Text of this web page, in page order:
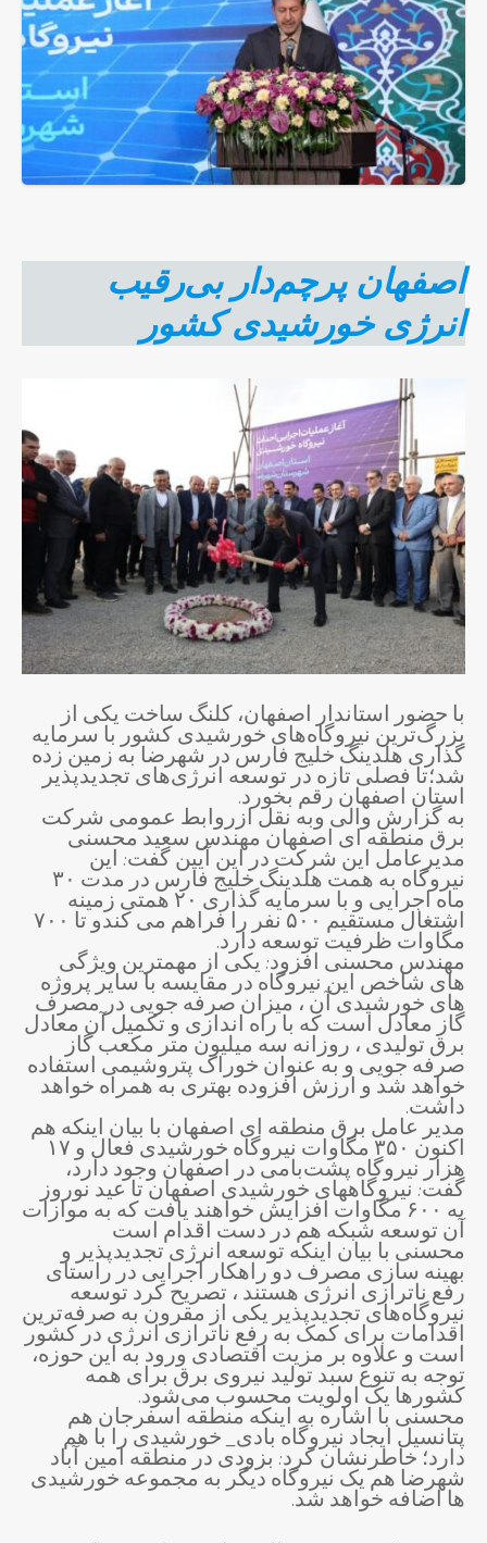
اصفهان پرچم‌دار بی‌رقیب
انرژی خورشیدی کشور
با حضور استاندار اصفهان، کلنگ ساخت یکی از
بزرگ‌ترین نیروگاه‌های خورشیدی کشور با سرمایه
گذاری هلدینگ خلیج فارس در شهرضا به زمین زده
شد؛تا فصلی تازه در توسعه انرژی‌های تجدیدپذیر
استان اصفهان رقم بخورد.
به گزارش والی وبه نقل ازروابط عمومی شرکت
برق منطقه ای اصفهان مهندس سعید محسنی
مدیرعامل این شرکت در این آیین گفت: این
نیروگاه به همت هلدینگ خلیج فارس در مدت ۳۰
ماه اجرایی و با سرمایه گذاری ۲۰ همتی زمینه
اشتغال مستقیم ۵۰۰ نفر را فراهم می کندو تا ۷۰۰
مگاوات ظرفیت توسعه دارد.
مهندس محسنی افزود: یکی از مهمترین ویژگی
های شاخص این نیروگاه در مقایسه با سایر پروژه
های خورشیدی آن ، میزان صرفه جویی در مصرف
گاز معادل است که با راه اندازی و تکمیل آن معادل
برق تولیدی ، روزانه سه میلیون متر مکعب گاز
صرفه جویی و به عنوان خوراک پتروشیمی استفاده
خواهد شد و ارزش افزوده بهتری به همراه خواهد
داشت.
مدیر عامل برق منطقه ای اصفهان با بیان اینکه هم
اکنون ۳۵۰ مگاوات نیروگاه خورشیدی فعال و ۱۷
هزار نیروگاه پشت‌بامی در اصفهان وجود دارد،
گفت: نیروگاههای خورشیدی اصفهان تا عید نوروز
به ۶۰۰ مگاوات افزایش خواهند یافت که به موازات
آن توسعه شبکه هم در دست اقدام است
محسنی با بیان اینکه توسعه انرژی تجدیدپذیر و
بهینه سازی مصرف دو راهکار اجرایی در راستای
رفع ناترازی انرژی هستند ، تصریح کرد توسعه
نیروگاه‌های تجدیدپذیر یکی از مقرون به صرفه‌ترین
اقدامات برای کمک به رفع ناترازی انرژی در کشور
است و علاوه بر مزیت اقتصادی ورود به این حوزه،
توجه به تنوع سبد تولید نیروی برق برای همه
کشورها یک اولویت محسوب می‌شود.
محسنی با اشاره به اینکه منطقه اسفرجان هم
پتانسیل ایجاد نیروگاه بادی_ خورشیدی را با هم
دارد؛ خاطرنشان کرد: بزودی در منطقه امین آباد
شهرضا هم یک نیروگاه دیگر به مجموعه خورشیدی
ها اضافه خواهد شد.